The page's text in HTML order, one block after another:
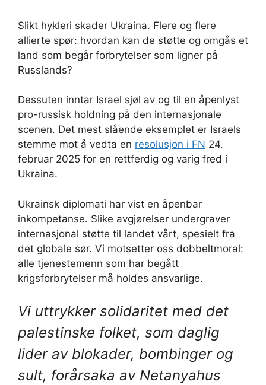
Slikt hykleri skader Ukraina. Flere og flere
allierte spør: hvordan kan de støtte og omgås et
land som begår forbrytelser som ligner på
Russlands?
Dessuten inntar Israel sjøl av og til en åpenlyst
pro-russisk holdning på den internasjonale
scenen. Det mest slående eksemplet er Israels
stemme mot å vedta en resolusjon i FN 24.
februar 2025 for en rettferdig og varig fred i
Ukraina.
Ukrainsk diplomati har vist en åpenbar
inkompetanse. Slike avgjørelser undergraver
internasjonal støtte til landet vårt, spesielt fra
det globale sør. Vi motsetter oss dobbeltmoral:
alle tjenestemenn som har begått
krigsforbrytelser må holdes ansvarlige.
Vi uttrykker solidaritet med det
palestinske folket, som daglig
lider av blokader, bombinger og
sult, forårsaka av Netanyahus